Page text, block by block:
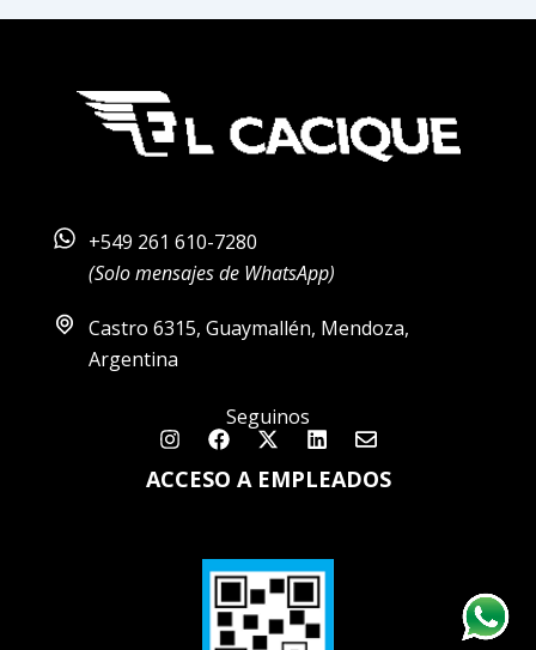
+549 261 610-7280
(Solo mensajes de WhatsApp)
Castro 6315, Guaymallén, Mendoza,
Argentina
Instagram
Facebook
X-
twitter
LinkedinEnvelope
ACCESO A EMPLEADOS
Seguinos